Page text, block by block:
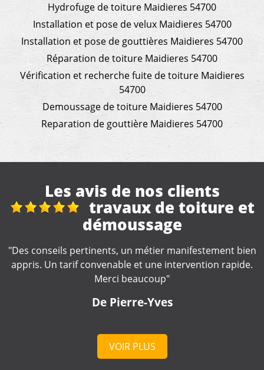
Hydrofuge de toiture Maidieres 54700
Installation et pose de velux Maidieres 54700
Installation et pose de gouttières Maidieres 54700
Réparation de toiture Maidieres 54700
Vérification et recherche fuite de toiture Maidieres
54700
Demoussage de toiture Maidieres 54700
Reparation de gouttière Maidieres 54700
Les avis de nos clients
et
bien
Super
"Très satisfait super travail et très bon rapport
prix "
De Lara
VOIR PLUS